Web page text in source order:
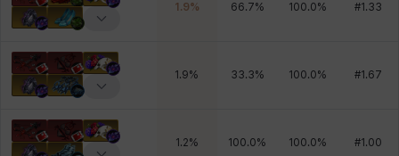
1.9% 66.7% 100.0% #1.33
1.9% 33.3% 100.0% #1.67
1.2% 100.0% 100.0% #1.00